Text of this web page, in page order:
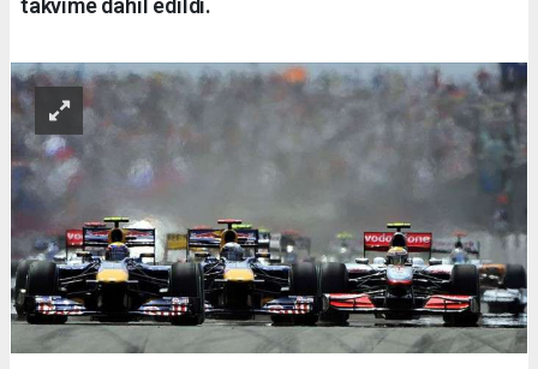
takvime dahil edildi.